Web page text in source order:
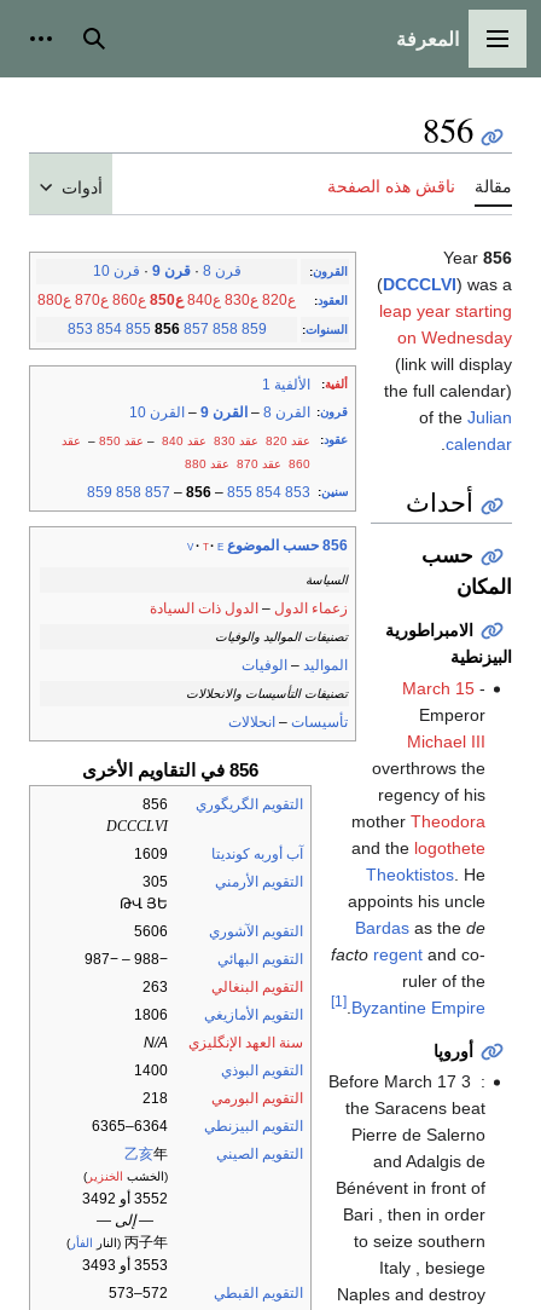
القائمة الرئيسية
المعرفة بحث
856
مقالة ناقش هذه الصفحة أدوات
القرون: قرن 8 ·قرن 9 · قرن 10
العقود: ع820 ع830 ع840 ع850 ع860 ع870 ع880
السنوات:
853 854 855 856 857 858 859
ألفية: الألفية 1
قرون: القرن 8 – القرن 9 – القرن 10
عقود: عقد 820 عقد 830 عقد 840 – عقد 850 – عقد
860
عقد 870 عقد 880
سنين:
853
854
855
–
856
–
857
858
859
856 حسب الموضوع v t e
السياسة
زعماء الدول – الدول ذات السيادة
تصنيفات المواليد والوفيات
المواليد – الوفيات
تصنيفات التأسيسات والانحلالات
تأسيسات – انحلالات
856 في التقاويم الأخرى
التقويم الگريگوري
856
DCCCLVI
آب أوربه كونديتا
1609
التقويم الأرمني
305
ԹՎ ՅԵ
التقويم الآشوري
5606
التقويم البهائي
−988 – −987
التقويم البنغالي
263
التقويم الأمازيغي
1806
سنة العهد الإنگليزي
N/A
التقويم البوذي
1400
التقويم البورمي
218
التقويم البيزنطي
6364–6365
التقويم الصيني
乙亥年
(الخشب الخنزير )
3552 أو 3492
— إلى —
丙子年 (النار الفأر )
3553 أو 3493
التقويم القبطي
572–573
Year 856
(DCCCLVI) was a
leap year starting
on Wednesday
(link will display
the full calendar)
of the Julian
calendar
أحداث
حسب
المكان
الامبراطورية
البيزنطية
March 15-
Emperor
Michael III
overthrows the
regency of his
mother Theodora
and the logothete
Theoktistos. He
appoints his uncle
Bardasas the de
facto regentand co-
ruler of the
Byzantine Empire
.
[1]
أوروپا
Before March 17 3 :
the Saracens beat
Pierre de Salerno
and Adalgis de
Bénévent in front of
Bari , then in order
to seize southern
Italy , besiege
Naples and destroy